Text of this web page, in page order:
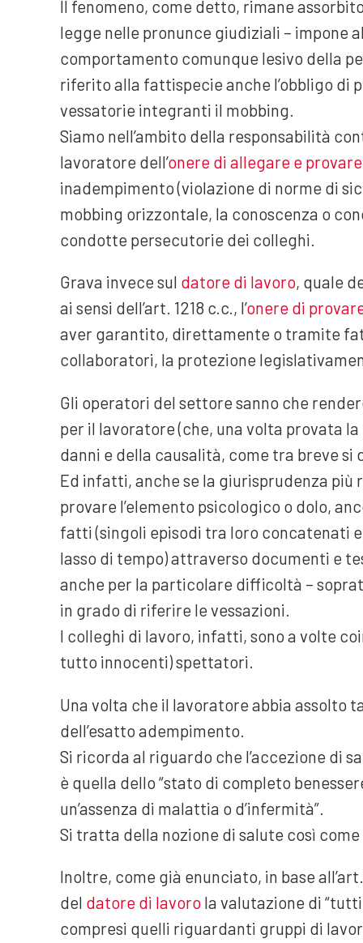
Il fenomeno, come detto, rimane
legge nelle pronunce giudiziali – impone
comportamento comunque lesivo della
riferito alla fattispecie anche l’obbligo di
vessatorie integranti il mobbing.
Siamo nell’ambito della responsabilità
lavoratore dell’onere di allegare e provare
inadempimento (violazione di norme di
mobbing orizzontale, la conoscenza o
condotte persecutorie dei colleghi.
Grava invece sul datore di lavoro, quale
ai sensi dell’art. 1218 c.c., l’onere di
aver garantito, direttamente o tramite
collaboratori, la protezione
Gli operatori del settore sanno che
per il lavoratore (che, una volta provata
danni e della causalità, come tra breve si
Ed infatti, anche se la giurisprudenza
provare l’elemento psicologico o dolo,
fatti (singoli episodi tra loro concatenati
lasso di tempo) attraverso documenti e
anche per la particolare difficoltà –
in grado di riferire le vessazioni.
I colleghi di lavoro, infatti, sono a volte
tutto innocenti) spettatori.
Una volta che il lavoratore abbia assolto
dell’esatto adempimento.
Si ricorda al riguardo che l’accezione di
è quella dello “stato di completo
un’assenza di malattia o d’infermità”.
Si tratta della nozione di salute così
Inoltre, come già enunciato, in base
del datore di lavorola valutazione di
compresi quelli riguardanti gruppi di